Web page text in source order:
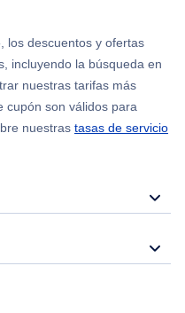
los descuentos y ofertas
incluyendo la búsqueda en
nuestras tarifas más
cupón son válidos para
nuestras tasas de servicio